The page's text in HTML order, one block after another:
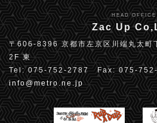
HEAD OFFICE
Zac Up
〒606-8396 京都市左京区川端丸太
2F 東
Tel: 075-752-2787 Fax: 075-
info@metro.ne.jp